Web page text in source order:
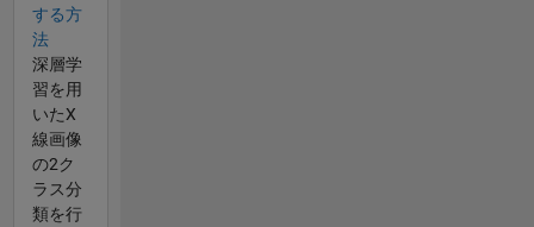
する方
法
深層学
習を用
いたX
線画像
の2ク
ラス分
類を行